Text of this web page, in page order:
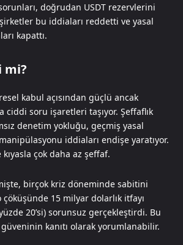
doğrudan USDT rezervlerini
bu iddiaları reddetti ve yasal
kapattı.
mi?
kabul açısından güçlü ancak
ciddi soru işaretleri taşıyor. Şeffaflık
denetim yokluğu, geçmiş yasal
iddiaları endişe yaratıyor.
çok daha az şeffaf.
birçok kriz döneminde sabitini
15 milyar dolarlık itfayı
20’si) sorunsuz gerçekleştirdi. Bu
güveninin kanıtı olarak yorumlanabilir.